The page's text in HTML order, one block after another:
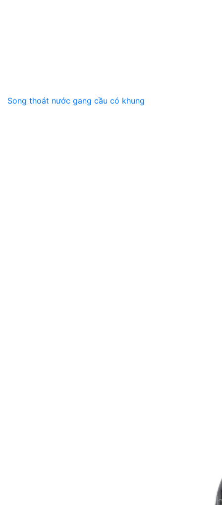
Song thoát nước gang cầu có khung